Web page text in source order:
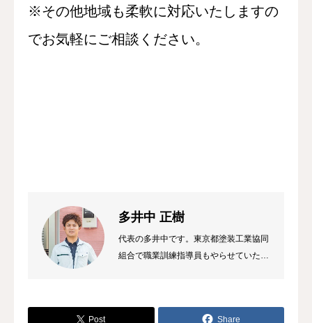
※その他地域も柔軟に対応いたしますの
でお気軽にご相談ください。
多井中 正樹
代表の多井中です。東京都塗装工業協同
組合で職業訓練指導員もやらせていただ
Post Share